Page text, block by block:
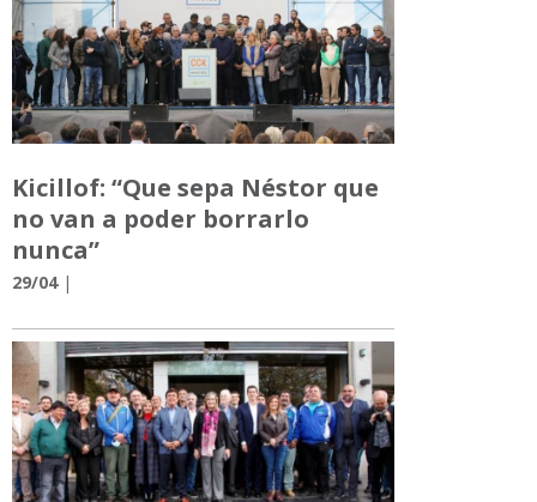
Kicillof: “Que sepa Néstor que
no van a poder borrarlo
nunca”
29/04|